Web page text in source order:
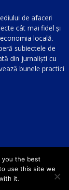
de afaceri
cât mai fidel și
locală.
subiectele de
din jurnaliști cu
bunele practici
you the best
use this site we
it.